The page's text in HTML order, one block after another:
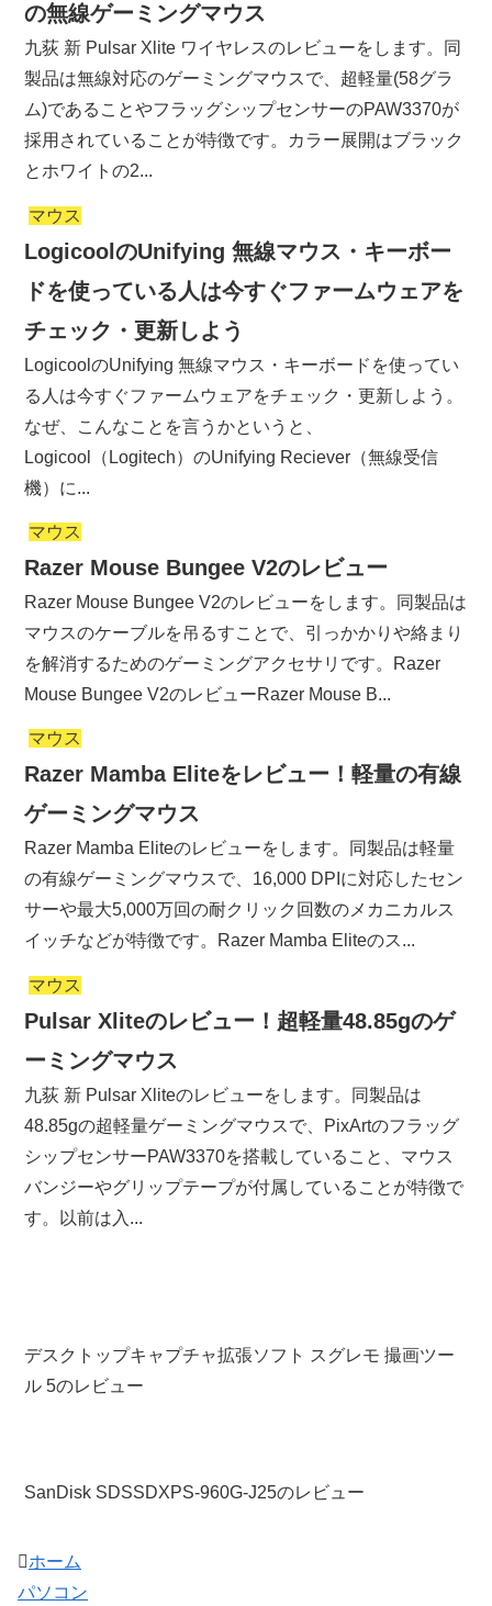
の無線ゲーミングマウス
九荻 新 Pulsar Xlite ワイヤレスのレビューをします。同
製品は無線対応のゲーミングマウスで、超軽量(58グラ
ム)であることやフラッグシップセンサーのPAW3370が
採用されていることが特徴です。カラー展開はブラック
とホワイトの2...
マウス
LogicoolのUnifying 無線マウス・キーボー
ドを使っている人は今すぐファームウェアを
チェック・更新しよう
LogicoolのUnifying 無線マウス・キーボードを使ってい
る人は今すぐファームウェアをチェック・更新しよう。
なぜ、こんなことを言うかというと、
Logicool（Logitech）のUnifying Reciever（無線受信
機）に...
マウス
Razer Mouse Bungee V2のレビュー
Razer Mouse Bungee V2のレビューをします。同製品は
マウスのケーブルを吊るすことで、引っかかりや絡まり
を解消するためのゲーミングアクセサリです。Razer
Mouse Bungee V2のレビューRazer Mouse B...
マウス
Razer Mamba Eliteをレビュー！軽量の有線
ゲーミングマウス
Razer Mamba Eliteのレビューをします。同製品は軽量
の有線ゲーミングマウスで、16,000 DPIに対応したセン
サーや最大5,000万回の耐クリック回数のメカニカルス
イッチなどが特徴です。Razer Mamba Eliteのス...
マウス
Pulsar Xliteのレビュー！超軽量48.85gのゲ
ーミングマウス
九荻 新 Pulsar Xliteのレビューをします。同製品は
48.85gの超軽量ゲーミングマウスで、PixArtのフラッグ
シップセンサーPAW3370を搭載していること、マウス
バンジーやグリップテープが付属していることが特徴で
す。以前は入...
デスクトップキャプチャ拡張ソフト スグレモ 撮画ツー
ル 5のレビュー
SanDisk SDSSDXPS-960G-J25のレビュー
ホーム
パソコン